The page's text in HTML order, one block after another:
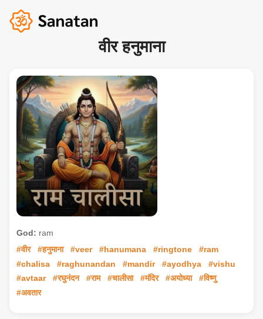
वीर हनुमाना
God: ram
#वीर
#हनुमाना #veer #hanumana #ringtone
#ram
#chalisa
#raghunandan #mandir #ayodhya
#vishu
#avtaar
#रघुनंदन #राम #चालीसा #मंदिर #अयोध्या
#विष्णु
#अवतार